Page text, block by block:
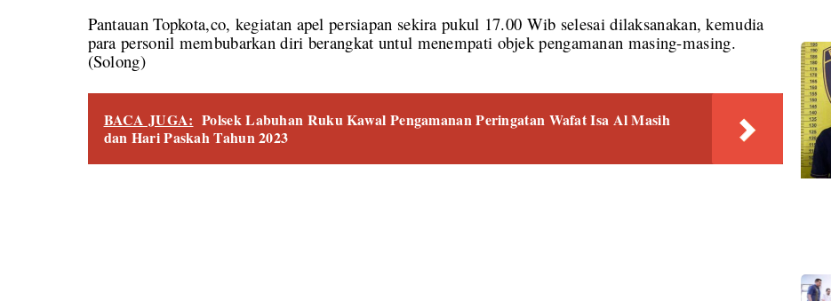
Pantauan Topkota,co, kegiatan apel persiapan sekira pukul 17.00 Wib selesai dilaksanakan, kemudia
para personil membubarkan diri berangkat untul menempati objek pengamanan masing-masing.
(Solong)
BACA JUGA: Polsek Labuhan Ruku Kawal Pengamanan Peringatan Wafat Isa Al Masih
dan Hari Paskah Tahun 2023